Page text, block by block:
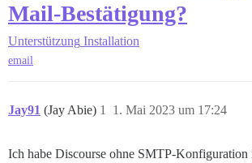
Mail-Bestätigung?
Unterstützung Installation
email
Jay91 (Jay Abie) 1. Mai 2023 um 17:24
1
Ich habe Discourse ohne SMTP-Konfiguration